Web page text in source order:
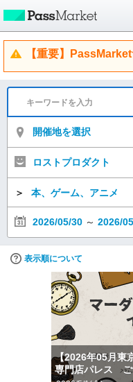
【重要】
開催地を選択
ロストプロダクト
＞ 本、ゲーム、アニメ
2026/05/30 ～ 2026/
表示順について
【2026年05月東
専門店パレス ご